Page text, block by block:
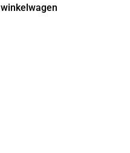
winkelwagen